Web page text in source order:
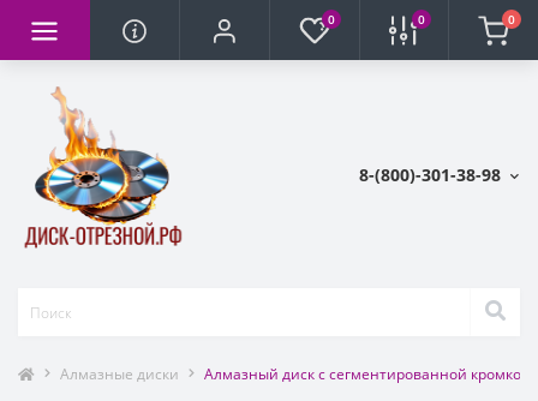
0 0 0
8-(800)-301-38-98
Алмазные диски Алмазный диск с сегментированной кромкой